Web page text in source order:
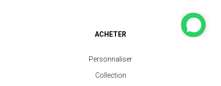
ACHETER
Personnaliser
Collection